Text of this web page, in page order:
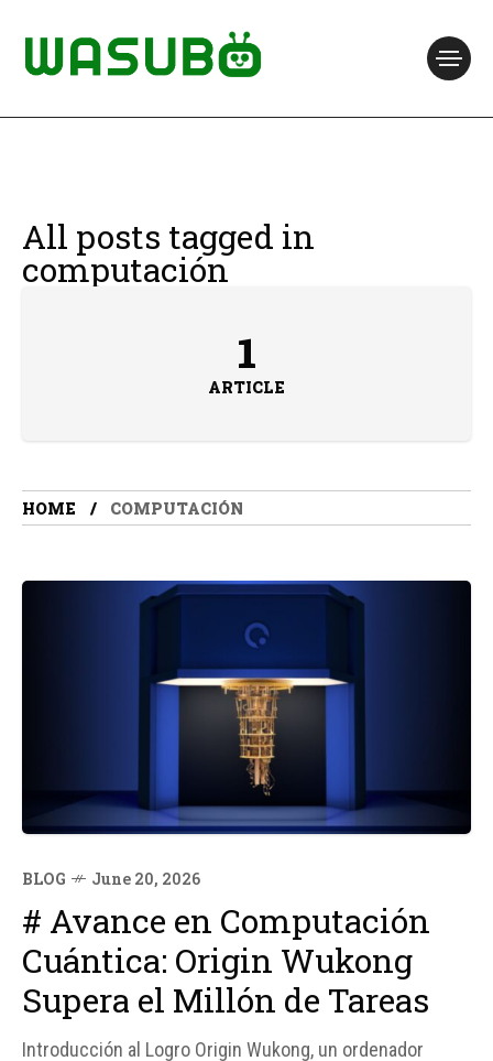
All posts tagged in
computación
1
ARTICLE
HOME COMPUTACIÓN
BLOG June 20, 2026
# Avance en Computación
Cuántica: Origin Wukong
Supera el Millón de Tareas
Introducción al Logro Origin Wukong, un ordenador